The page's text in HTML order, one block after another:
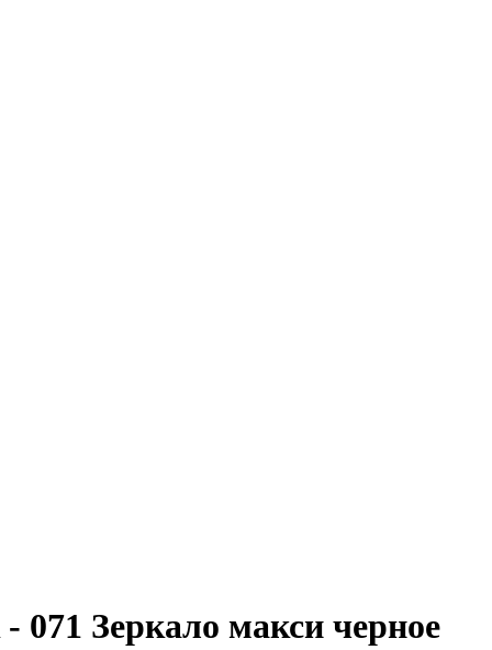
Зеркало макси черное